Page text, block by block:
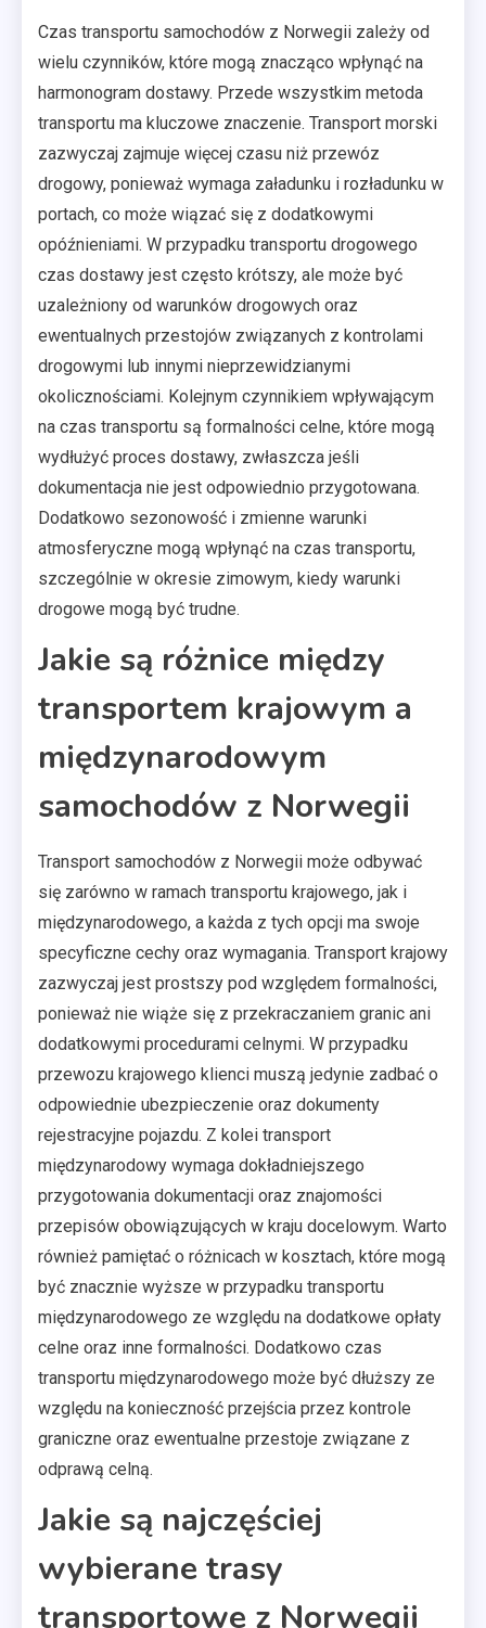
Czas transportu samochodów z Norwegii zależy od
wielu czynników, które mogą znacząco wpłynąć na
harmonogram dostawy. Przede wszystkim metoda
transportu ma kluczowe znaczenie. Transport morski
zazwyczaj zajmuje więcej czasu niż przewóz
drogowy, ponieważ wymaga załadunku i rozładunku w
portach, co może wiązać się z dodatkowymi
opóźnieniami. W przypadku transportu drogowego
czas dostawy jest często krótszy, ale może być
uzależniony od warunków drogowych oraz
ewentualnych przestojów związanych z kontrolami
drogowymi lub innymi nieprzewidzianymi
okolicznościami. Kolejnym czynnikiem wpływającym
na czas transportu są formalności celne, które mogą
wydłużyć proces dostawy, zwłaszcza jeśli
dokumentacja nie jest odpowiednio przygotowana.
Dodatkowo sezonowość i zmienne warunki
atmosferyczne mogą wpłynąć na czas transportu,
szczególnie w okresie zimowym, kiedy warunki
drogowe mogą być trudne.
Jakie są różnice między
transportem krajowym a
międzynarodowym
samochodów z Norwegii
Transport samochodów z Norwegii może odbywać
się zarówno w ramach transportu krajowego, jak i
międzynarodowego, a każda z tych opcji ma swoje
specyficzne cechy oraz wymagania. Transport krajowy
zazwyczaj jest prostszy pod względem formalności,
ponieważ nie wiąże się z przekraczaniem granic ani
dodatkowymi procedurami celnymi. W przypadku
przewozu krajowego klienci muszą jedynie zadbać o
odpowiednie ubezpieczenie oraz dokumenty
rejestracyjne pojazdu. Z kolei transport
międzynarodowy wymaga dokładniejszego
przygotowania dokumentacji oraz znajomości
przepisów obowiązujących w kraju docelowym. Warto
również pamiętać o różnicach w kosztach, które mogą
być znacznie wyższe w przypadku transportu
międzynarodowego ze względu na dodatkowe opłaty
celne oraz inne formalności. Dodatkowo czas
transportu międzynarodowego może być dłuższy ze
względu na konieczność przejścia przez kontrole
graniczne oraz ewentualne przestoje związane z
odprawą celną.
Jakie są najczęściej
wybierane trasy
transportowe z Norwegii